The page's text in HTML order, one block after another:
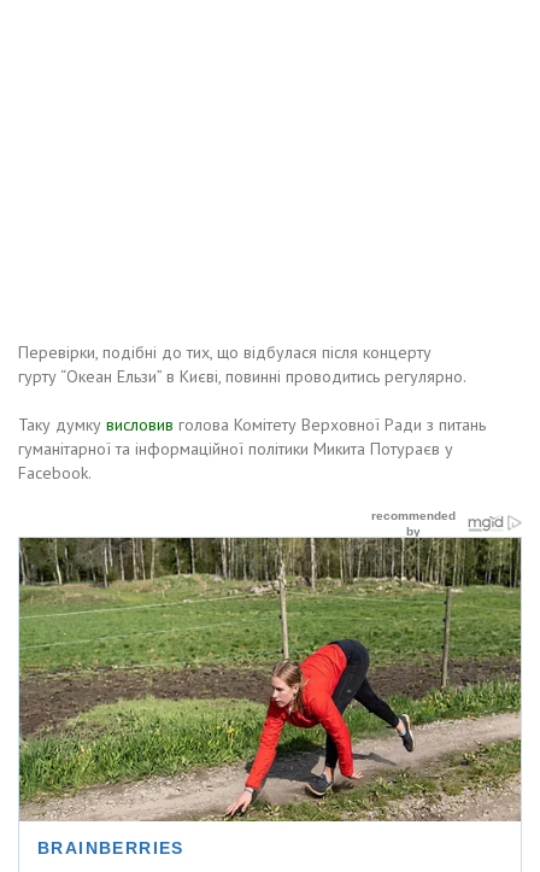
Перевірки, подібні до тих, що відбулася після концерту
гурту “Океан Ельзи” в Києві, повинні проводитись регулярно.
Таку думку висловив голова Комітету Верховної Ради з питань
гуманітарної та інформаційної політики Микита Потураєв у
Facebook.